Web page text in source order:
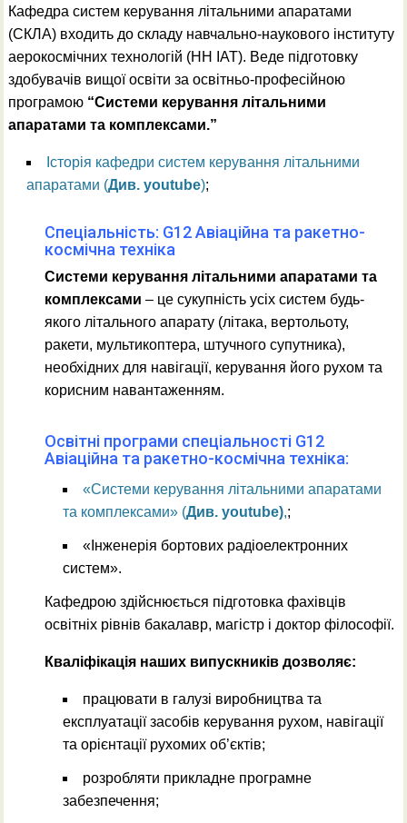
faks@kpi.ua
Кафедра систем керування літальними апаратами
(СКЛА) входить до складу навчально-наукового інституту
аерокосмічних технологій (НН ІАТ). Веде підготовку
здобувачів вищої освіти за освітньо-професійною
програмою “Системи керування літальними
апаратами та комплексами.”
Історія кафедри систем керування літальними
апаратами (Див. youtube);
Спеціальність: G12 Авіаційна та ракетно-
космічна техніка
Системи керування літальними апаратами та
комплексами – це сукупність усіх систем будь-
якого літального апарату (літака, вертольоту,
ракети, мультикоптера, штучного супутника),
необхідних для навігації, керування його рухом та
корисним навантаженням.
Освітні програми спеціальності G12
Авіаційна та ракетно-космічна техніка:
«Системи керування літальними апаратами
та комплексами» (Див. youtube),;
«Інженерія бортових радіоелектронних
систем».
Кафедрою здійснюється підготовка фахівців
освітніх рівнів бакалавр, магістр і доктор філософії.
Кваліфікація наших випускників дозволяє:
працювати в галузі виробництва та
експлуатації засобів керування рухом, навігації
та орієнтації рухомих об’єктів;
розробляти прикладне програмне
забезпечення;